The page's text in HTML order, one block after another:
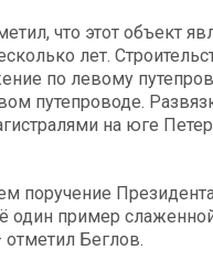
что этот объект
лет.
по левому
путепроводе.
на юге
поручение
один пример
отметил Беглов.